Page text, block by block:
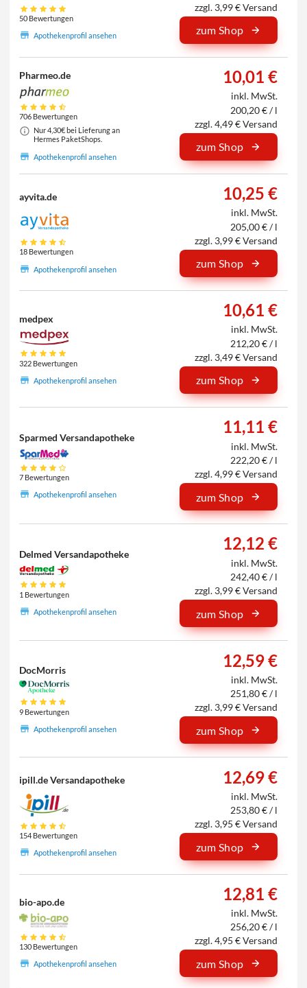
50 Bewertungen
Apothekenprofil ansehen
zzgl. 3,99 € Versand
zum Shop
Pharmeo.de
706 Bewertungen
Nur 4,30€ bei Lieferung an
Hermes PaketShops.
Apothekenprofil ansehen
10,01 €
inkl. MwSt.
200,20 € / l
zzgl. 4,49 € Versand
zum Shop
ayvita.de
18 Bewertungen
Apothekenprofil ansehen
10,25 €
inkl. MwSt.
205,00 € / l
zzgl. 3,99 € Versand
zum Shop
medpex
322 Bewertungen
Apothekenprofil ansehen
10,61 €
inkl. MwSt.
212,20 € / l
zzgl. 3,49 € Versand
zum Shop
Sparmed Versandapotheke
7 Bewertungen
Apothekenprofil ansehen
11,11 €
inkl. MwSt.
222,20 € / l
zzgl. 4,99 € Versand
zum Shop
Delmed Versandapotheke
1 Bewertungen
Apothekenprofil ansehen
12,12 €
inkl. MwSt.
242,40 € / l
zzgl. 3,99 € Versand
zum Shop
DocMorris
9 Bewertungen
Apothekenprofil ansehen
12,59 €
inkl. MwSt.
251,80 € / l
zzgl. 3,99 € Versand
zum Shop
ipill.de Versandapotheke
154 Bewertungen
Apothekenprofil ansehen
12,69 €
inkl. MwSt.
253,80 € / l
zzgl. 3,95 € Versand
zum Shop
bio-apo.de
130 Bewertungen
Apothekenprofil ansehen
12,81 €
inkl. MwSt.
256,20 € / l
zzgl. 4,95 € Versand
zum Shop